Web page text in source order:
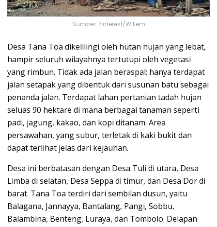
Sumber: Pinterest/Willem
Desa Tana Toa dikelilingi oleh hutan hujan yang lebat,
hampir seluruh wilayahnya tertutupi oleh vegetasi
yang rimbun. Tidak ada jalan beraspal; hanya terdapat
jalan setapak yang dibentuk dari susunan batu sebagai
penanda jalan. Terdapat lahan pertanian tadah hujan
seluas 90 hektare di mana berbagai tanaman seperti
padi, jagung, kakao, dan kopi ditanam. Area
persawahan, yang subur, terletak di kaki bukit dan
dapat terlihat jelas dari kejauhan.
Desa ini berbatasan dengan Desa Tuli di utara, Desa
Limba di selatan, Desa Seppa di timur, dan Desa Dor di
barat. Tana Toa terdiri dari sembilan dusun, yaitu
Balagana, Jannayya, Bantalang, Pangi, Sobbu,
Balambina, Benteng, Luraya, dan Tombolo. Delapan